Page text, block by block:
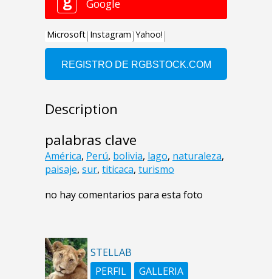
Description
palabras clave
América, Perú, bolivia, lago, naturaleza,
paisaje, sur, titicaca, turismo
no hay comentarios para esta foto
STELLAB
PERFIL
GALLERIA